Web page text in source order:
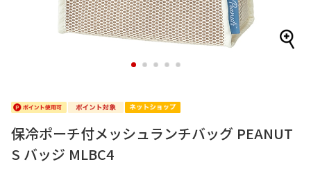
1 2 3 4 5
保冷ポーチ付メッシュランチバッグ PEANUT
S バッジ MLBC4